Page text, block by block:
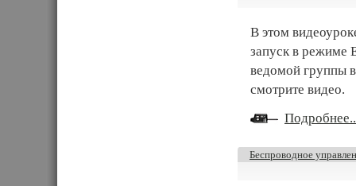
В этом
запуск в режиме
ведомой группы
смотрите видео.
Беспроводное